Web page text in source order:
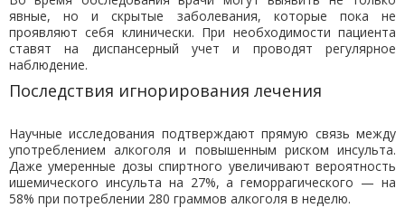
явные, но и скрытые заболевания, которые пока не
проявляют себя клинически. При необходимости пациента
ставят на диспансерный учет и проводят регулярное
наблюдение.
Последствия игнорирования лечения
Научные исследования подтверждают прямую связь между
употреблением алкоголя и повышенным риском инсульта.
Даже умеренные дозы спиртного увеличивают вероятность
ишемического инсульта на 27%, а геморрагического — на
58% при потреблении 280 граммов алкоголя в неделю.